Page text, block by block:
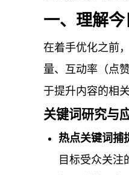
一、理解
在着手优化之前
量、互动率（点
于提升内容的相
关键词研究与
热点关键词捕
目标受众关注